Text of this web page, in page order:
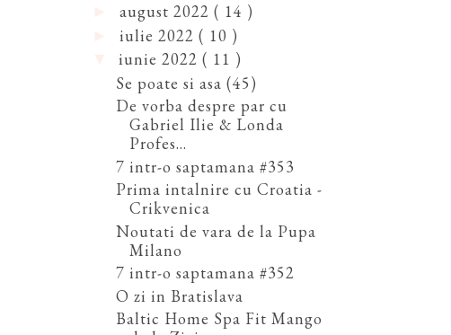
august 2022 ( 14 )
iulie 2022 ( 10 )
iunie 2022 ( 11 )
Se poate si asa (45)
De vorba despre par cu
Gabriel Ilie & Londa
Profes...
7 intr-o saptamana #353
Prima intalnire cu Croatia -
Crikvenica
Noutati de vara de la Pupa
Milano
7 intr-o saptamana #352
O zi in Bratislava
Baltic Home Spa Fit Mango